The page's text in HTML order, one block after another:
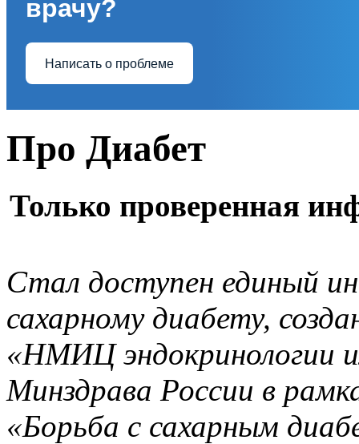
врачу?
Написать о проблеме
Про Диабет
Только проверенная
Стал доступен единый
сахарному диабету,
«НМИЦ эндокринологии
Минздрава России в
«Борьба с сахарным